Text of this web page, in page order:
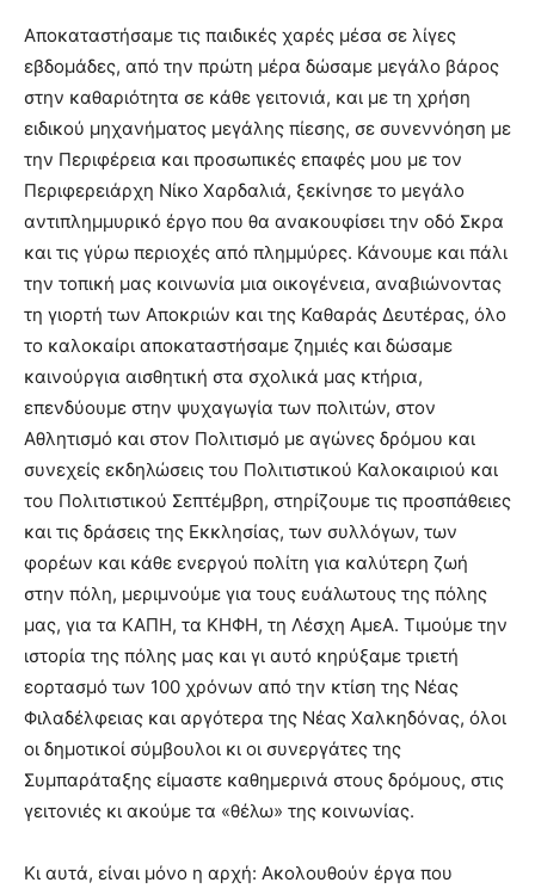
Αποκαταστήσαμε τις παιδικές χαρές μέσα σε λίγες
εβδομάδες, από την πρώτη μέρα δώσαμε μεγάλο βάρος
στην καθαριότητα σε κάθε γειτονιά, και με τη χρήση
ειδικού μηχανήματος μεγάλης πίεσης, σε συνεννόηση με
την Περιφέρεια και προσωπικές επαφές μου με τον
Περιφερειάρχη Νίκο Χαρδαλιά, ξεκίνησε το μεγάλο
αντιπλημμυρικό έργο που θα ανακουφίσει την οδό Σκρα
και τις γύρω περιοχές από πλημμύρες. Κάνουμε και πάλι
την τοπική μας κοινωνία μια οικογένεια, αναβιώνοντας
τη γιορτή των Αποκριών και της Καθαράς Δευτέρας, όλο
το καλοκαίρι αποκαταστήσαμε ζημιές και δώσαμε
καινούργια αισθητική στα σχολικά μας κτήρια,
επενδύουμε στην ψυχαγωγία των πολιτών, στον
Αθλητισμό και στον Πολιτισμό με αγώνες δρόμου και
συνεχείς εκδηλώσεις του Πολιτιστικού Καλοκαιριού και
του Πολιτιστικού Σεπτέμβρη, στηρίζουμε τις προσπάθειες
και τις δράσεις της Εκκλησίας, των συλλόγων, των
φορέων και κάθε ενεργού πολίτη για καλύτερη ζωή
στην πόλη, μεριμνούμε για τους ευάλωτους της πόλης
μας, για τα ΚΑΠΗ, τα ΚΗΦΗ, τη Λέσχη ΑμεΑ. Τιμούμε την
ιστορία της πόλης μας και γι αυτό κηρύξαμε τριετή
εορτασμό των 100 χρόνων από την κτίση της Νέας
Φιλαδέλφειας και αργότερα της Νέας Χαλκηδόνας, όλοι
οι δημοτικοί σύμβουλοι κι οι συνεργάτες της
Συμπαράταξης είμαστε καθημερινά στους δρόμους, στις
γειτονιές κι ακούμε τα «θέλω» της κοινωνίας.
Κι αυτά, είναι μόνο η αρχή: Ακολουθούν έργα που